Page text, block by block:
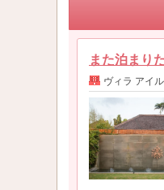
また泊まり
ヴィラ アイ